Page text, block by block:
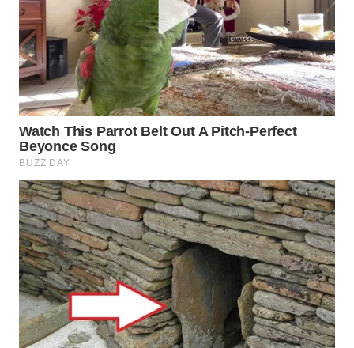
WN
LABUHANBATU
WN
TAPANULI
WN DELI
SERDANG
WN
TEBING
TINGGI
WN
PAKPAK